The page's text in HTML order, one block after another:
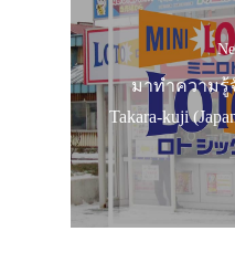
มาทำความรู้
Takara-kuji